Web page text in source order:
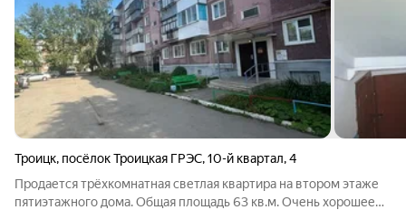
Троицк, посёлок Троицкая ГРЭС,10-й квартал,4
Продается трёхкомнатная светлая квартира на втором этаже
пятиэтажного дома. Общая площадь 63 кв.м. Очень хорошее